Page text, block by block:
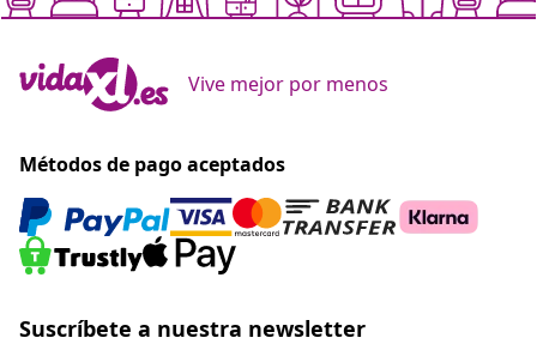
Vive mejor por menos
Métodos de pago aceptados
Suscríbete a nuestra newsletter